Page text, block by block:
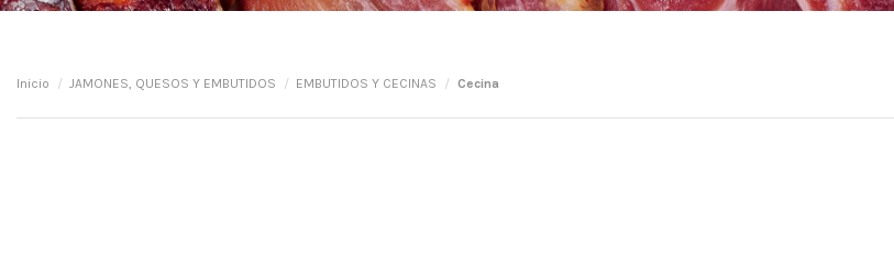
Inicio JAMONES, QUESOS Y EMBUTIDOS EMBUTIDOS Y CECINAS Cecina